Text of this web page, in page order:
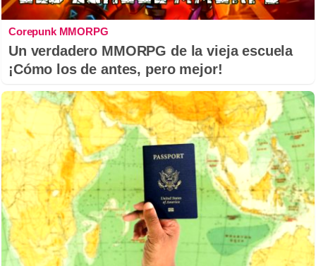
Corepunk MMORPG
Un verdadero MMORPG de la vieja escuela
¡Cómo los de antes, pero mejor!